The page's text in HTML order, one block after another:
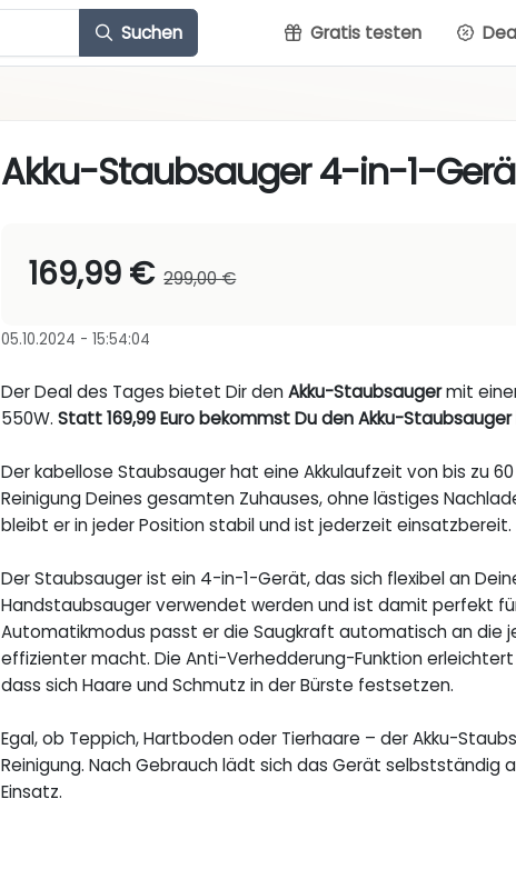
Suchen Gratis testen
Akku-Staubsauger 4-in-1-
169,99 € 299,00 €
05.10.2024 - 15:54:04
Der Deal des Tages bietet Dir denAkku-Staubsaugermit
550W. Statt 169,99 Euro bekommst Du den Akku-Staubsauger
Der kabellose Staubsauger hat eine Akkulaufzeit von bis zu
Reinigung Deines gesamten Zuhauses, ohne lästiges
bleibt er in jeder Position stabil und ist jederzeit einsatzbereit.
Der Staubsauger ist ein 4-in-1-Gerät, das sich flexibel an
Handstaubsauger verwendet werden und ist damit perfekt
Automatikmodus passt er die Saugkraft automatisch an die
effizienter macht. Die Anti-Verhedderung-Funktion
dass sich Haare und Schmutz in der Bürste festsetzen.
Egal, ob Teppich, Hartboden oder Tierhaare – der Akku-
Reinigung. Nach Gebrauch lädt sich das Gerät
Einsatz.